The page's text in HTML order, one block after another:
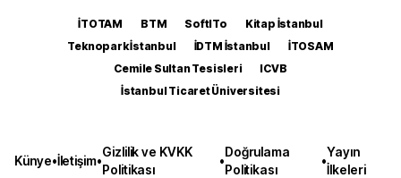
İTOTAM BTM SoftITo
Kitap İstanbul
Teknopark İstanbul
İDTM İstanbul
İTOSAM
Cemile Sultan Tesisleri
ICVB
İstanbul Ticaret Üniversitesi
Künye•İletişim•
Gizlilik ve KVKK
Politikası
•
Doğrulama
Politikası
•
Yayın
İlkeleri